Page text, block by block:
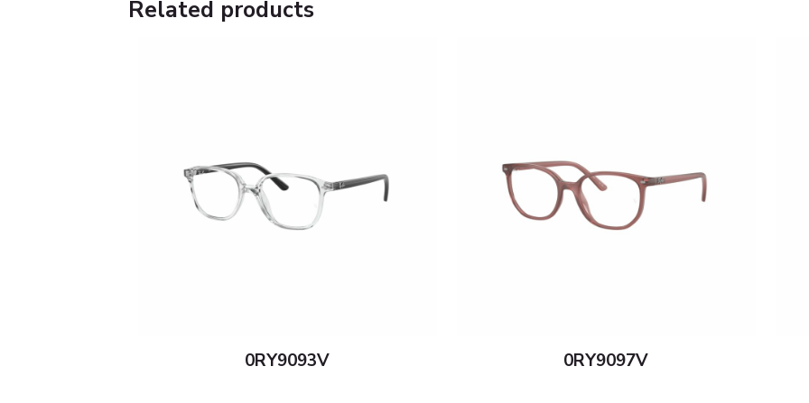
Related products
0RY9093V 0RY9097V